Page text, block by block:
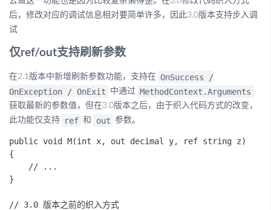
后，修改对应的调试信息相对要简单许多，因此3.0版本支持步入调
试
仅ref/out支持刷新参数
在2.1版本中新增刷新参数功能，支持在 OnSuccess /
OnException / OnExit
中通过 MethodContext.Arguments
获取最新的参数值，但在3.0版本之后，由于织入代码方式的改变，
此功能仅支持
ref 和 out 参数。
public void M(int x, out decimal y, ref string z)
{
    // ...
}
// 3.0 版本之前的织入方式